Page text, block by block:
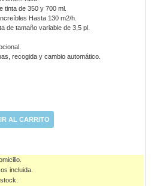
de 350 y 700 ml.
Hasta 130 m2/h.
de tamaño variable de 3,5 pl.
recogida y cambio automático.
AL CARRITO
incluida.